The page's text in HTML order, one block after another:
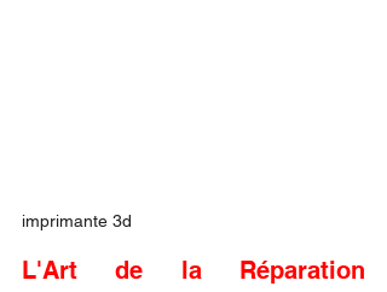
imprimante 3d
L'Art de la Réparation